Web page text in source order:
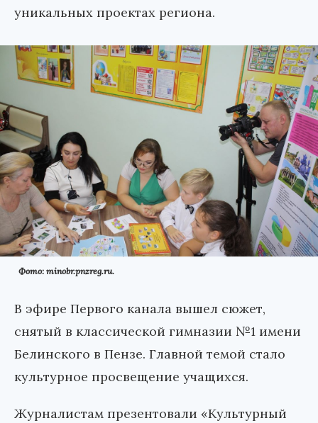
уникальных проектах региона.
Фото: minobr.pnzreg.ru.
В эфире Первого канала вышел сюжет,
снятый в классической гимназии №1 имени
Белинского в Пензе. Главной темой стало
культурное просвещение учащихся.
Журналистам презентовали «Культурный